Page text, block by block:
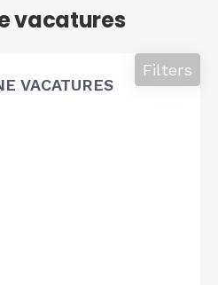
vacatures
VACATURES
Filters